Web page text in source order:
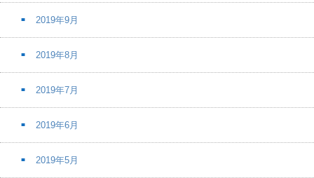
2019年9月
2019年8月
2019年7月
2019年6月
2019年5月